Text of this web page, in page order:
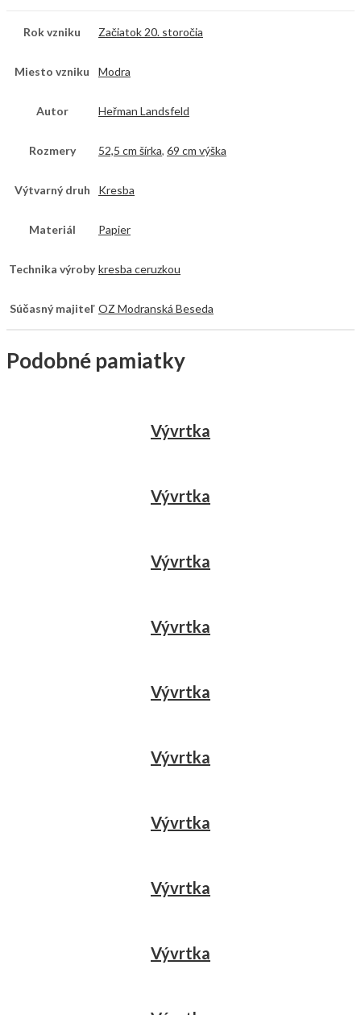
Rok vzniku Začiatok 20. storočia
Miesto vzniku Modra
Autor Heřman Landsfeld
Rozmery 52,5 cm šírka, 69 cm výška
Výtvarný druh Kresba
Materiál Papier
Technika výroby kresba ceruzkou
Súčasný majiteľ OZ Modranská Beseda
Podobné pamiatky
Vývrtka
Vývrtka
Vývrtka
Vývrtka
Vývrtka
Vývrtka
Vývrtka
Vývrtka
Vývrtka